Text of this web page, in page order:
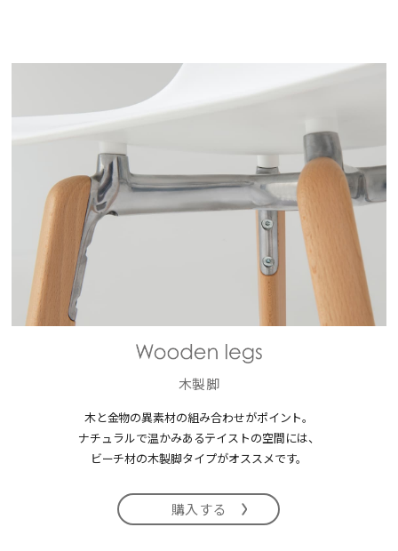
木製脚
木と金物の異素材の組み合わせがポイント。
ナチュラルで温かみあるテイストの空間には、
ビーチ材の木製脚タイプがオススメです。
購入する